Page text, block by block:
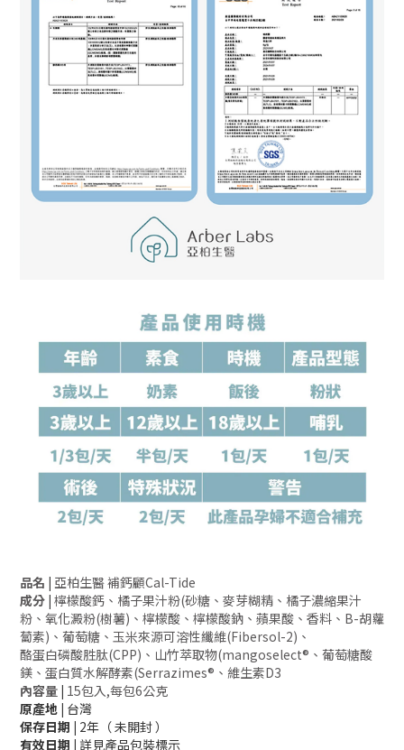
品名 | 亞柏生醫 補鈣顧Cal-Tide
成分 | 檸檬酸鈣、橘子果汁粉(砂糖、麥芽糊精、橘子濃縮果汁
粉、氧化澱粉(樹薯)、檸檬酸、檸檬酸鈉、蘋果酸、香料、B-胡蘿
蔔素)、葡萄糖、玉米來源可溶性纖維(Fibersol-2)、
酪蛋白磷酸胜肽(CPP)、山竹萃取物(mangoselect®、葡萄糖酸
鎂、蛋白質水解酵素(Serrazimes®、維生素D3
內容量 | 15包入,每包6公克
原產地 | 台灣
保存日期 | 2年（ 未開封 ）
有效日期 | 詳見產品包裝標示